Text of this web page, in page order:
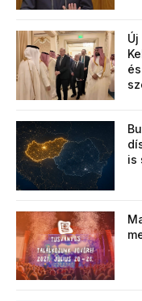
is